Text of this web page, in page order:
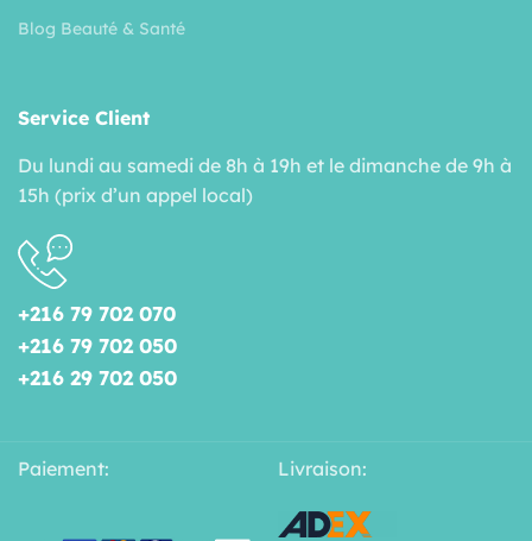
Blog Beauté & Santé
Service Client
Du lundi au samedi de 8h à 19h et le dimanche de 9h à
15h (prix d’un appel local)
+216 79 702 070
+216 79 702 050
+216 29 702 050
Paiement: Livraison: